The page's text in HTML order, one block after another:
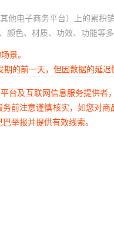
他电子商务平台）上的累积
颜色、材质、功效、功能等
景。
的前一天，但因数据的延
台及互联网信息服务提供
前注意谨慎核实，如您对
举报并提供有效线索。